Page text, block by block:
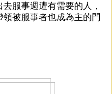
服事週遭有需要的人，
被服事者也成為主的門